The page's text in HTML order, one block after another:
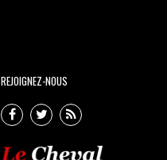
REJOIGNEZ-NOUS